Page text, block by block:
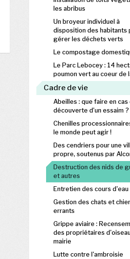
les abribus
Un broyeur individuel à
disposition des habitants
gérer les déchets verts
Le compostage
Le Parc Lebocey : 14
poumon vert au coeur de
Cadre de vie
Abeilles : que faire en cas
découverte d’un essaim ?
Chenilles
le monde peut agir !
Des cendriers pour une
propre, soutenus par
Destruction des nids de
et autres
Entretien des cours d'eau
Gestion des chats et
errants
Grippe aviaire :
des propriétaires
mairie
Lutte contre l'ambroisie